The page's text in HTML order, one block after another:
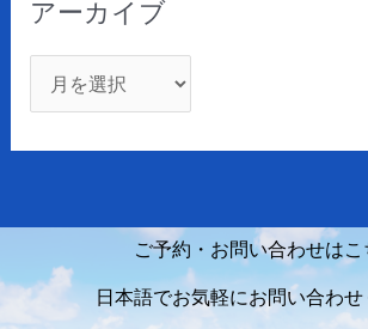
アーカイブ
ご予約・お問い合わせはこ
日本語でお気軽にお問い合わ